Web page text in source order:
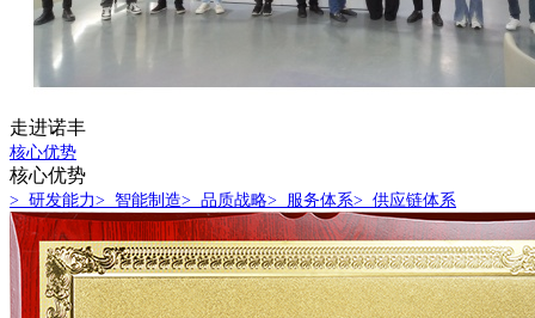
走进诺丰
核心优势
核心优势
> 研发能力> 智能制造> 品质战略> 服务体系> 供应链体系